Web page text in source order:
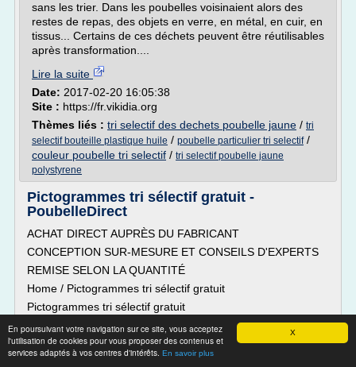
X
En poursuivant votre navigation sur ce site, vous acceptez
l'utilisation de cookies pour vous proposer des contenus et
services adaptés à vos centres d'intérêts. En savoir plus
sans les trier. Dans les poubelles voisinaient alors des
restes de repas, des objets en verre, en métal, en cuir, en
tissus... Certains de ces déchets peuvent être réutilisables
après transformation....
Lire la suite
Date: 2017-02-20 16:05:38
Site : https://fr.vikidia.org
Thèmes liés : tri selectif des dechets poubelle jaune / tri
selectif bouteille plastique huile / poubelle particulier tri selectif/
couleur poubelle tri selectif / tri selectif poubelle jaune
polystyrene
Pictogrammes tri sélectif gratuit -
PoubelleDirect
ACHAT DIRECT AUPRÈS DU FABRICANT
CONCEPTION SUR-MESURE ET CONSEILS D'EXPERTS
REMISE SELON LA QUANTITÉ
Home / Pictogrammes tri sélectif gratuit
Pictogrammes tri sélectif gratuit
Pictogrammes tri sélectif gratuit
Sauvez la planète : Triez vos déchets !
L'un des gestes écolos les plus simples est le tri des